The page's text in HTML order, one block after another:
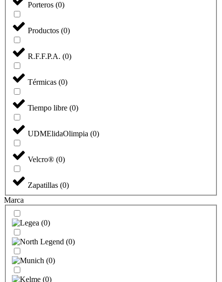
Porteros (0)
Productos (0)
R.F.F.P.A. (0)
Térmicas (0)
Tiempo libre (0)
UDMElidaOlimpia (0)
Velcro® (0)
Zapatillas (0)
Marca
(0)
(0)
(0)
(0)